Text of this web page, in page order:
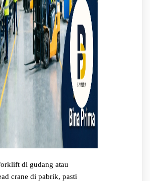
di gudang atau
crane di pabrik, pasti